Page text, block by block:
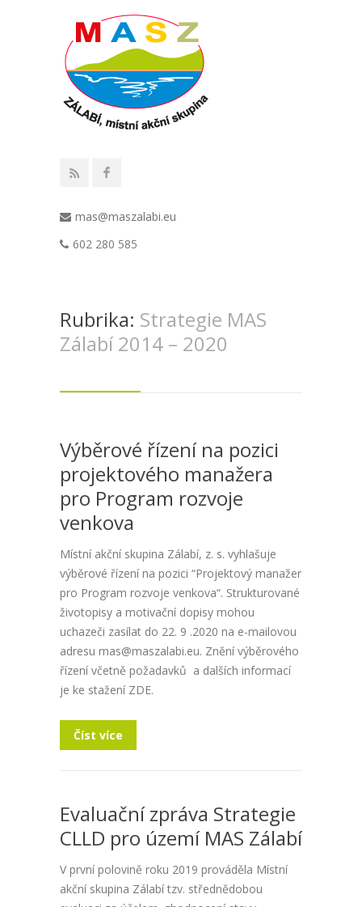
mas@maszalabi.eu
602 280 585
Rubrika: Strategie MAS
Zálabí 2014 – 2020
Výběrové řízení na pozici
projektového manažera
pro Program rozvoje
venkova
Místní akční skupina Zálabí, z. s. vyhlašuje
výběrové řízení na pozici “Projektový manažer
pro Program rozvoje venkova“. Strukturované
životopisy a motivační dopisy mohou
uchazeči zasílat do 22. 9 .2020 na e-mailovou
adresu mas@maszalabi.eu. Znění výběrového
řízení včetně požadavků a dalších informací
je ke stažení ZDE.
Číst více
Evaluační zpráva Strategie
CLLD pro území MAS Zálabí
V první polovině roku 2019 prováděla Místní
akční skupina Zálabí tzv. střednědobou